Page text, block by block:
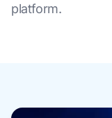
platform.